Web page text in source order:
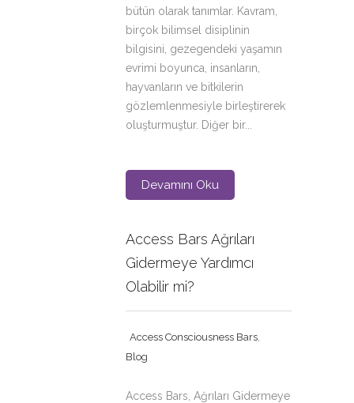
bütün olarak tanımlar. Kavram,
birçok bilimsel disiplinin
bilgisini, gezegendeki yaşamın
evrimi boyunca, insanların,
hayvanların ve bitkilerin
gözlemlenmesiyle birleştirerek
oluşturmuştur. Diğer bir...
Devamını Oku
Access Bars, Ağrıları Gidermeye
Access Bars Ağrıları
Gidermeye Yardımcı
Olabilir mi?
Access Consciousness Bars
Blog